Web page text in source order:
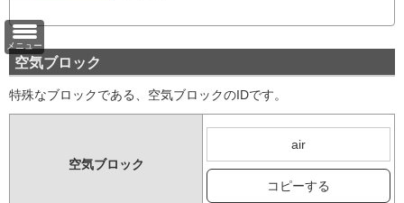
メニュー
空気ブロック
特殊なブロックである、空気ブロックのIDです。
空気ブロック
air
コピーする